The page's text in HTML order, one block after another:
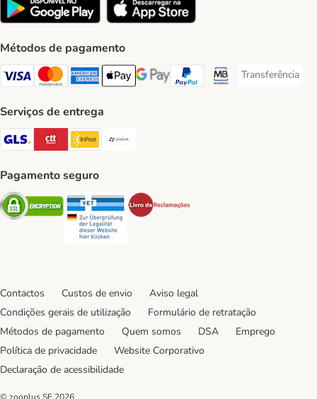
Métodos de pagamento
Visa Payment Method
Mastercard Payment Method
American Express Payment Method
Apple Pay Payment Method
Google Pay Payment Method
PayPal Payment Method
Multibanco Payment
Transferência
Transferência
Serviços de entrega
GLS Shipping Method
CTTExpress Shipping Method
InPost Shipping Method
Pagamento seguro
Security Security
Contactos Custos de envio
Aviso legal
Condições gerais de utilização
Formulário de retratação
Métodos de pagamento
Quem somos DSA
Emprego
Política de privacidade
Website Corporativo
Declaração de acessibilidade